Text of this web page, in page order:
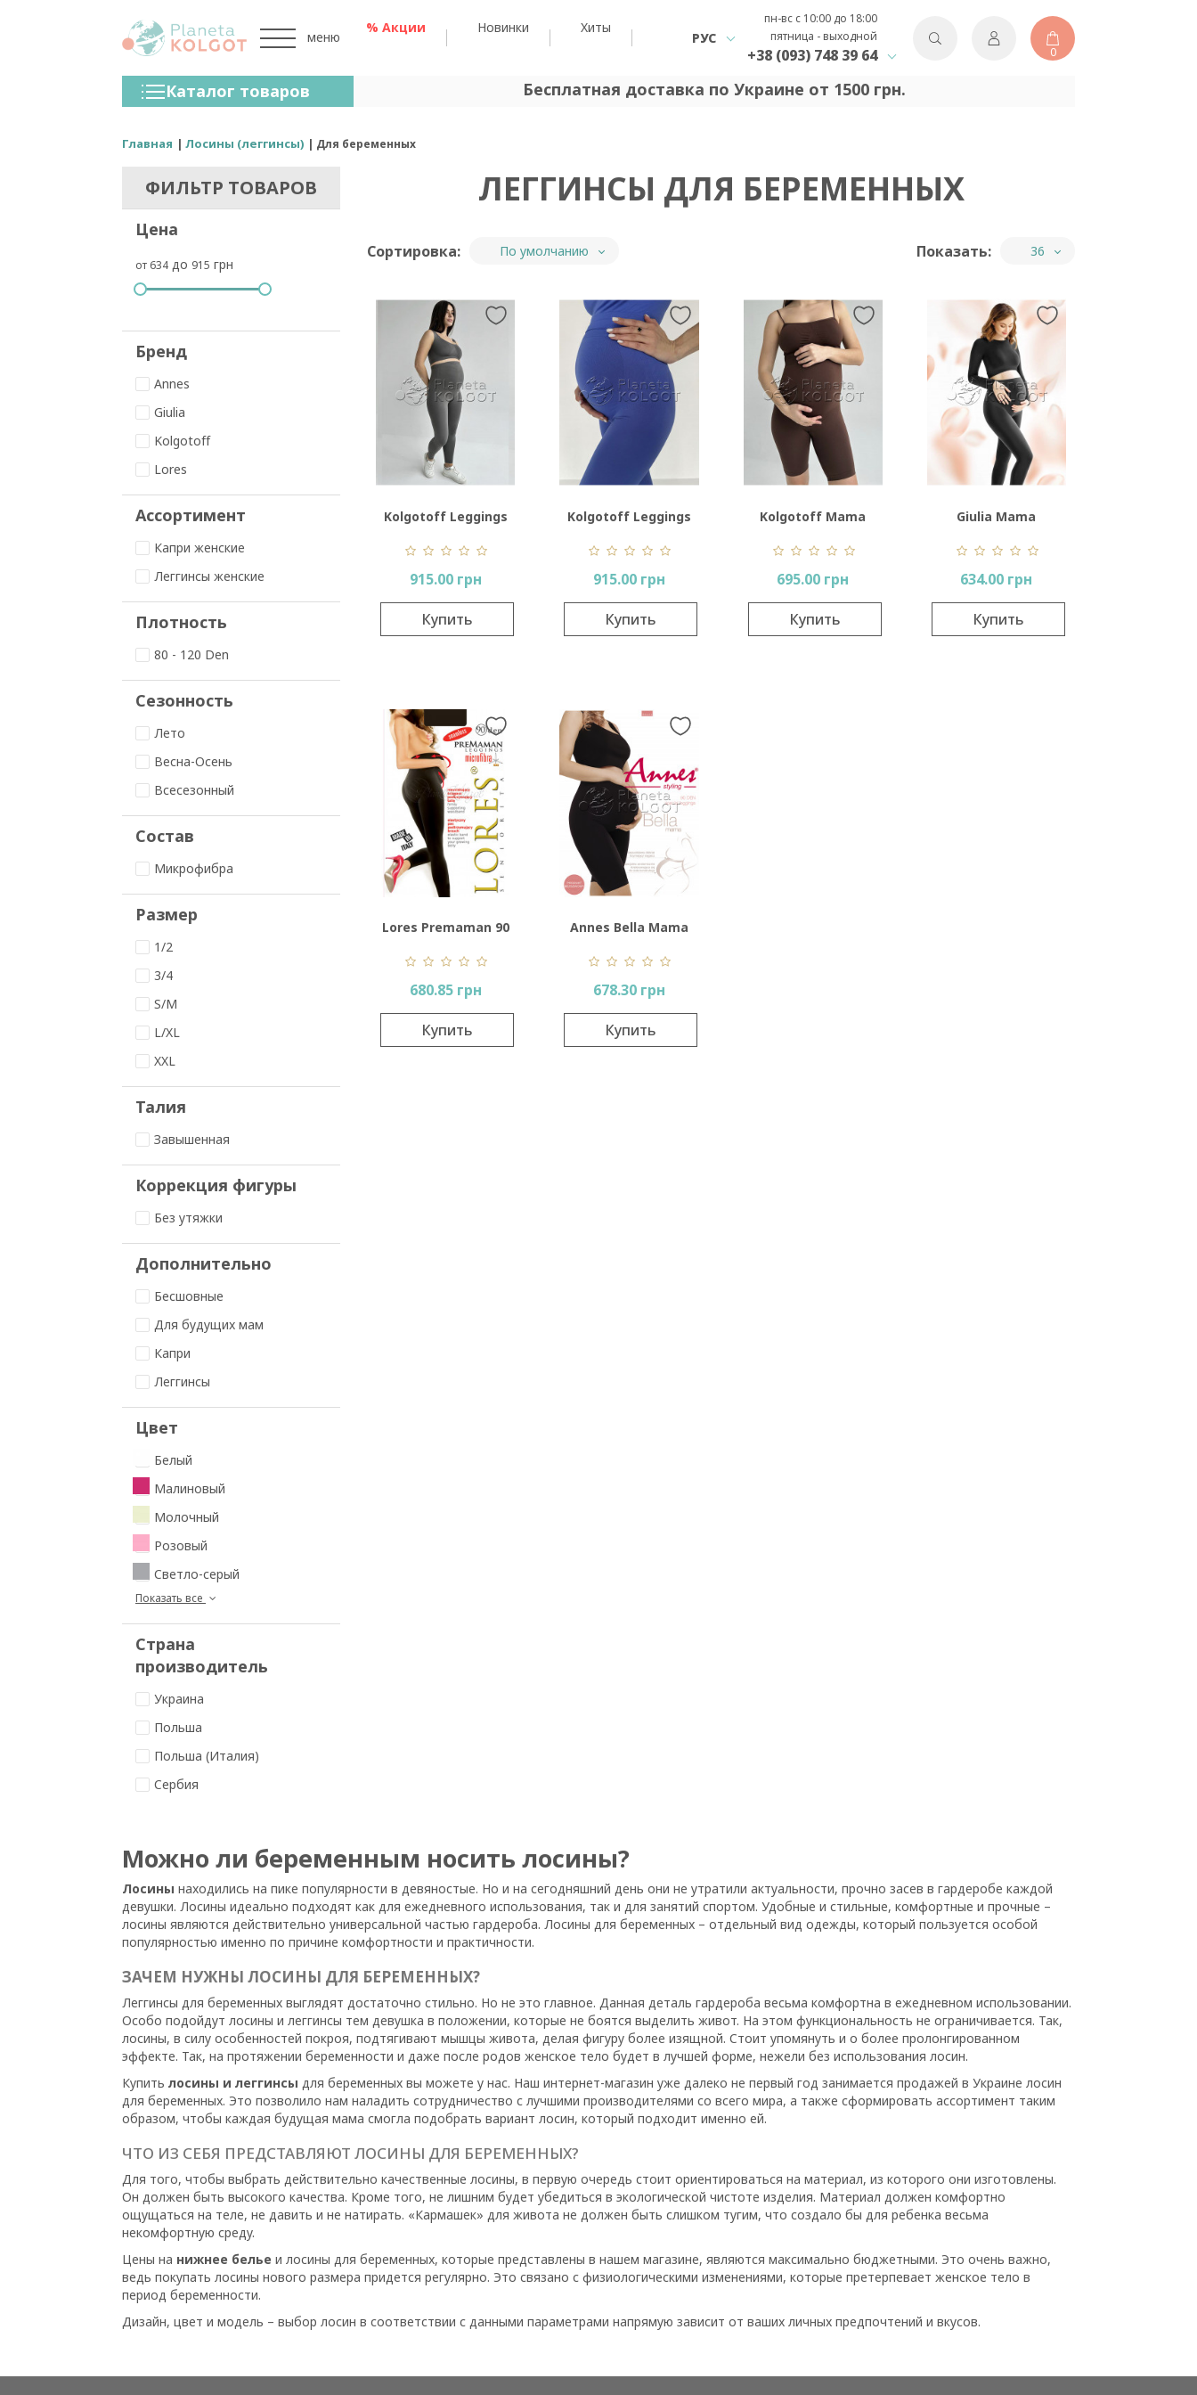
меню
% Акции Новинки Хиты
РУС
пн-вс с 10:00 до 18:00
пятница - выходной
+38 (093) 748 39 64 0
Каталог товаров
Колготки
Чулки
Нижнее Белье
Носки И Гольфы
Спортивная Одежда
Для Мужчин
Бренды
Бесплатная доставка по Украине от 1500 грн.
Главная Лосины (леггинсы) Для беременных
ФИЛЬТР ТОВАРОВ
Цена
от 634 до 915 грн
Бренд
Annes
Giulia
Kolgotoff
Lores
Ассортимент
Капри женские
Леггинсы женские
Плотность
80 - 120 Den
Сезонность
Лето
Весна-Осень
Всесезонный
Состав
Микрофибра
Размер
1/2
3/4
S/M
L/XL
XXL
Талия
Завышенная
Коррекция фигуры
Без утяжки
Дополнительно
Бесшовные
Для будущих мам
Капри
Леггинсы
Цвет
Белый
Малиновый
Молочный
Розовый
Светло-серый
Показать все
Страна
производитель
Украина
Польша
Польша (Италия)
Сербия
ЛЕГГИНСЫ ДЛЯ БЕРЕМЕННЫХ
Сортировка: По умолчанию Показать: 36
Kolgotoff Leggings
Mama
915.00 грн
Купить
Kolgotoff Leggings
Mama Push-Up
915.00 грн
Купить
Kolgotoff Mama
Tracks
695.00 грн
Купить
Giulia Mama
Leggings
634.00 грн
Купить
Lores Premaman 90
Den
680.85 грн
Купить
Annes Bella Mama
Shorts 90 Den
678.30 грн
Купить
Можно ли беременным носить лосины?
Лосины находились на пике популярности в девяностые. Но и на сегодняшний день они не утратили актуальности, прочно засев в гардеробе каждой
девушки. Лосины идеально подходят как для ежедневного использования, так и для занятий спортом. Удобные и стильные, комфортные и прочные –
лосины являются действительно универсальной частью гардероба. Лосины для беременных – отдельный вид одежды, который пользуется особой
популярностью именно по причине комфортности и практичности.
ЗАЧЕМ НУЖНЫ ЛОСИНЫ ДЛЯ БЕРЕМЕННЫХ?
Леггинсы для беременных выглядят достаточно стильно. Но не это главное. Данная деталь гардероба весьма комфортна в ежедневном использовании.
Особо подойдут лосины и леггинсы тем девушка в положении, которые не боятся выделить живот. На этом функциональность не ограничивается. Так,
лосины, в силу особенностей покроя, подтягивают мышцы живота, делая фигуру более изящной. Стоит упомянуть и о более пролонгированном
эффекте. Так, на протяжении беременности и даже после родов женское тело будет в лучшей форме, нежели без использования лосин.
Купить лосины и леггинсы для беременных вы можете у нас. Наш интернет-магазин уже далеко не первый год занимается продажей в Украине лосин
для беременных. Это позволило нам наладить сотрудничество с лучшими производителями со всего мира, а также сформировать ассортимент таким
образом, чтобы каждая будущая мама смогла подобрать вариант лосин, который подходит именно ей.
ЧТО ИЗ СЕБЯ ПРЕДСТАВЛЯЮТ ЛОСИНЫ ДЛЯ БЕРЕМЕННЫХ?
Для того, чтобы выбрать действительно качественные лосины, в первую очередь стоит ориентироваться на материал, из которого они изготовлены.
Он должен быть высокого качества. Кроме того, не лишним будет убедиться в экологической чистоте изделия. Материал должен комфортно
ощущаться на теле, не давить и не натирать. «Кармашек» для живота не должен быть слишком тугим, что создало бы для ребенка весьма
некомфортную среду.
Цены на нижнее белье и лосины для беременных, которые представлены в нашем магазине, являются максимально бюджетными. Это очень важно,
ведь покупать лосины нового размера придется регулярно. Это связано с физиологическими изменениями, которые претерпевает женское тело в
период беременности.
Дизайн, цвет и модель – выбор лосин в соответствии с данными параметрами напрямую зависит от ваших личных предпочтений и вкусов.